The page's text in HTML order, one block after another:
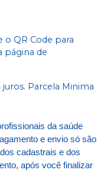
o QR Code para
página de
juros. Parcela Minima
da saúde
e envio só são
cadastrais e dos
após você finalizar